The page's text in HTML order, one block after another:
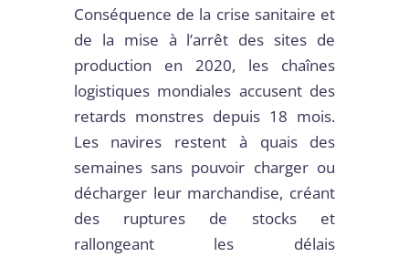
Conséquence de la crise sanitaire et
de la mise à l’arrêt des sites de
production en 2020, les chaînes
logistiques mondiales accusent des
retards monstres depuis 18 mois.
Les navires restent à quais des
semaines sans pouvoir charger ou
décharger leur marchandise, créant
des ruptures de stocks et
rallongeant les délais